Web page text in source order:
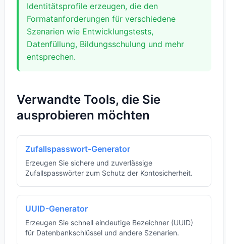
Identitätsprofile erzeugen, die den
Formatanforderungen für verschiedene
Szenarien wie Entwicklungstests,
Datenfüllung, Bildungsschulung und mehr
entsprechen.
Verwandte Tools, die Sie
ausprobieren möchten
Zufallspasswort-Generator
Erzeugen Sie sichere und zuverlässige
Zufallspasswörter zum Schutz der Kontosicherheit.
UUID-Generator
Erzeugen Sie schnell eindeutige Bezeichner (UUID)
für Datenbankschlüssel und andere Szenarien.